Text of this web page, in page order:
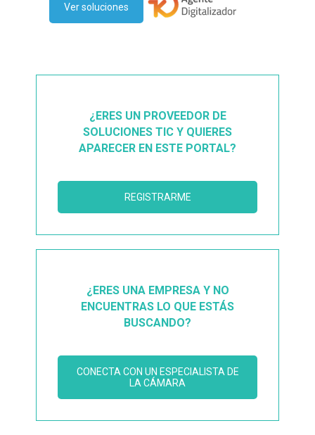
Ver soluciones
¿ERES UN PROVEEDOR DE
SOLUCIONES TIC Y QUIERES
APARECER EN ESTE PORTAL?
REGISTRARME
¿ERES UNA EMPRESA Y NO
ENCUENTRAS LO QUE ESTÁS
BUSCANDO?
CONECTA CON UN ESPECIALISTA DE
LA CÁMARA